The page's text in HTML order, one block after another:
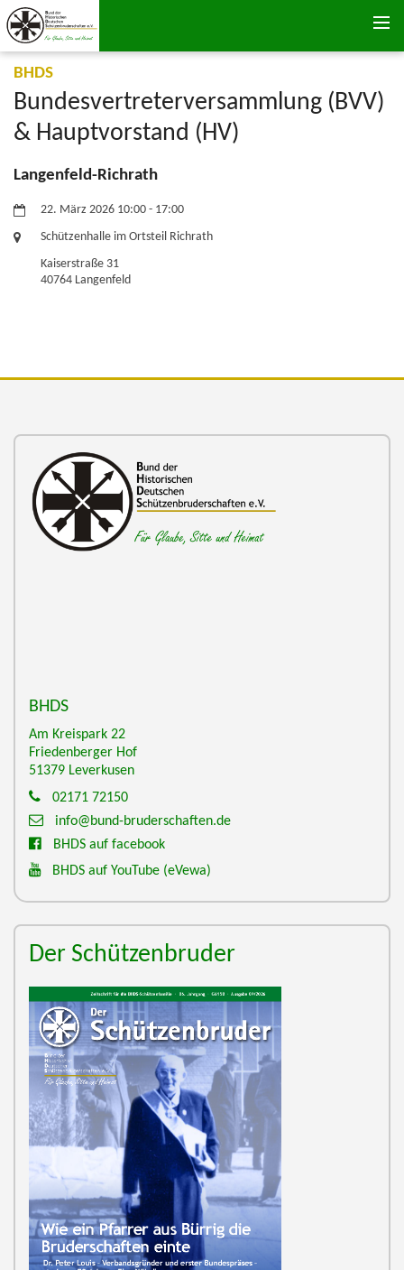
Zum Inhalt springen
BHDS:
Bundesvertreterversammlung (BVV)
& Hauptvorstand (HV)
Langenfeld-Richrath
Datum:22. März 2026 10:00 - 17:00
Ort:
Schützenhalle im Ortsteil Richrath
Kaiserstraße 31
40764 Langenfeld
BHDS
Am Kreispark 22
Friedenberger Hof
51379 Leverkusen
02171 72150
info@bund-bruderschaften.de
BHDS auf facebook
BHDS auf YouTube (eVewa)
Der Schützenbruder